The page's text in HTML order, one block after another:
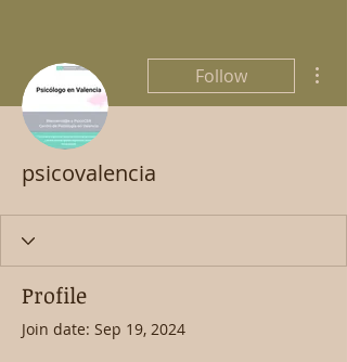
Follow
psicovalencia
Profile
Join date: Sep 19, 2024